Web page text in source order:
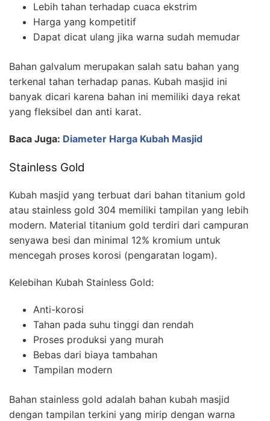
Lebih tahan terhadap cuaca ekstrim
Harga yang kompetitif
Dapat dicat ulang jika warna sudah memudar
Bahan galvalum merupakan salah satu bahan yang
terkenal tahan terhadap panas. Kubah masjid ini
banyak dicari karena bahan ini memiliki daya rekat
yang fleksibel dan anti karat.
Baca Juga: Diameter Harga Kubah Masjid
Stainless Gold
Kubah masjid yang terbuat dari bahan titanium gold
atau stainless gold 304 memiliki tampilan yang lebih
modern. Material titanium gold terdiri dari campuran
senyawa besi dan minimal 12% kromium untuk
mencegah proses korosi (pengaratan logam).
Kelebihan Kubah Stainless Gold:
Anti-korosi
Tahan pada suhu tinggi dan rendah
Proses produksi yang murah
Bebas dari biaya tambahan
Tampilan modern
Bahan stainless gold adalah bahan kubah masjid
dengan tampilan terkini yang mirip dengan warna